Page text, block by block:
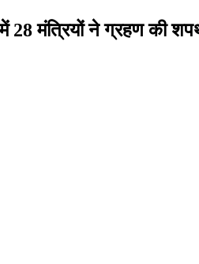
28 मंत्रियों ने ग्रहण की